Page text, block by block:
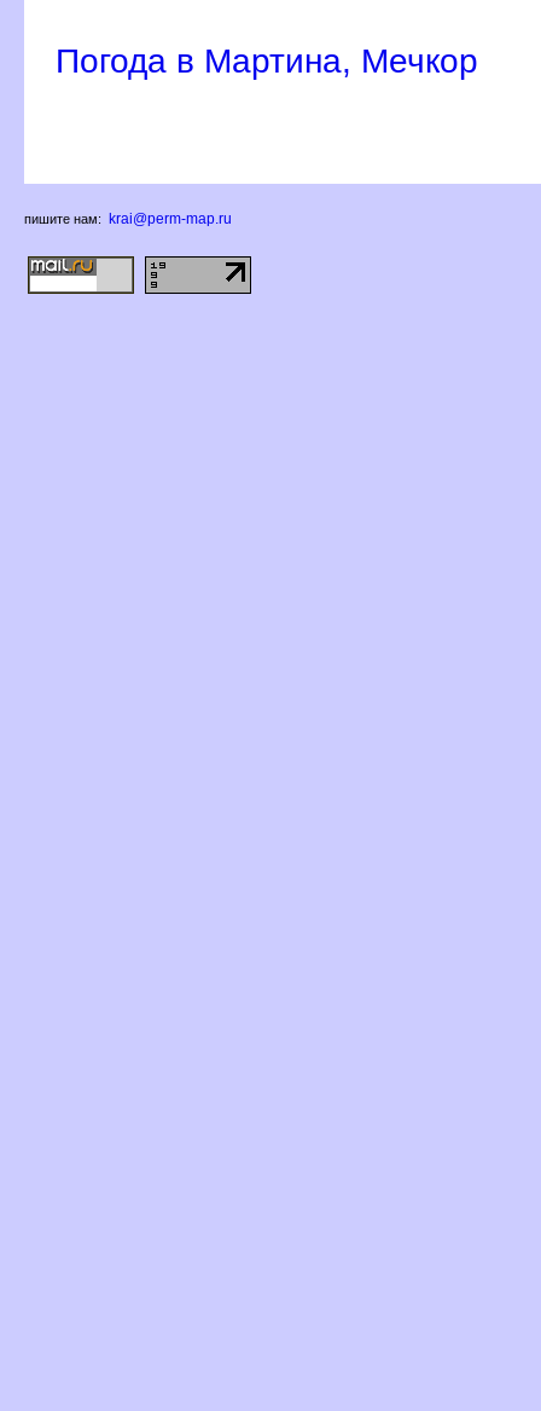
Погода в Мартина, Мечкор
пишите нам: krai@perm-map.ru